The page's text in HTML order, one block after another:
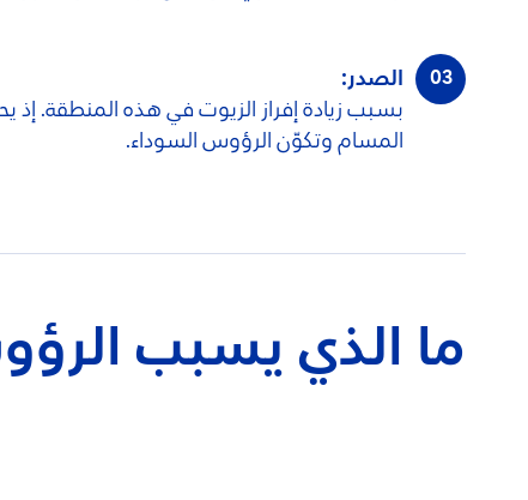
الصدر:
بسبب زيادة إفراز الزيوت في هذه المنطقة. إذ
المسام وتكوّن الرؤوس السوداء.
ما الذي يسبب